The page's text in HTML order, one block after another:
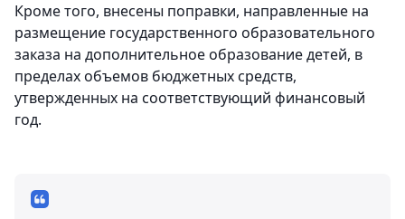
Кроме того, внесены поправки, направленные на
размещение государственного образовательного
заказа на дополнительное образование детей, в
пределах объемов бюджетных средств,
утвержденных на соответствующий финансовый
год.